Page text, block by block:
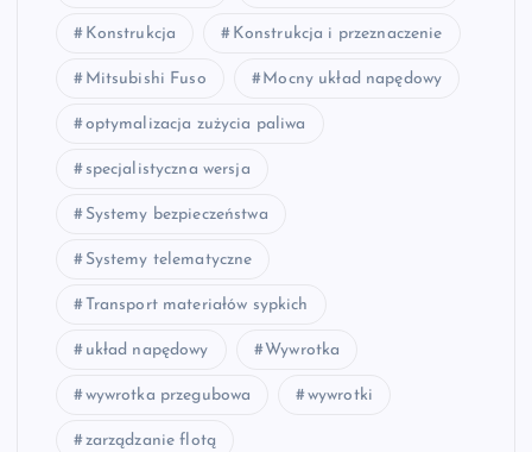
Konstrukcja Konstrukcja i przeznaczenie
Mitsubishi Fuso Mocny układ napędowy
optymalizacja zużycia paliwa
specjalistyczna wersja
Systemy bezpieczeństwa
Systemy telematyczne
Transport materiałów sypkich
układ napędowy Wywrotka
wywrotka przegubowa wywrotki
zarządzanie flotą